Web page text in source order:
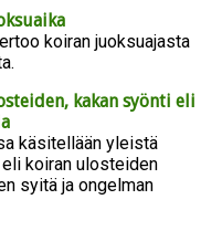
koiran juoksuajasta
kakan syönti eli
käsitellään yleistä
koiran ulosteiden
syitä ja ongelman